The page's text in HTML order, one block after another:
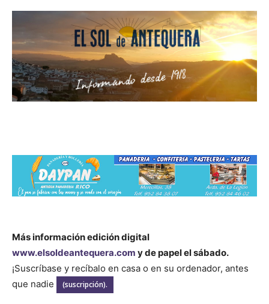
Más información edición digital
www.elsoldeantequera.com y de papel el sábado.
¡Suscríbase y recíbalo en casa o en su ordenador, antes
que nadie
(suscripción).